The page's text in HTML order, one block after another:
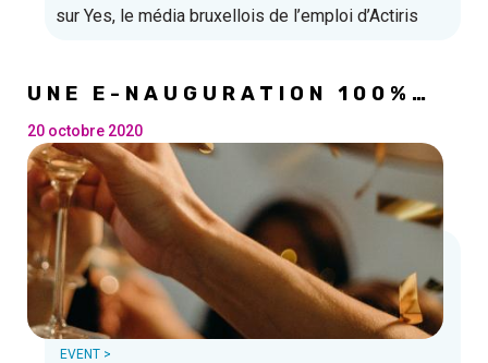
sur Yes, le média bruxellois de l’emploi d’Actiris
UNE E-NAUGURATION 100%
20 octobre 2020
EVENT >